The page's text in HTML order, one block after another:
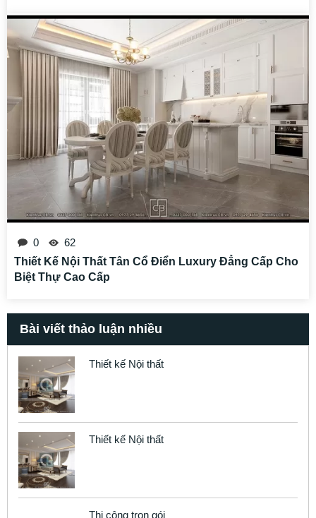
0
62
Thiết Kế Nội Thất Tân Cổ Điển Luxury Đẳng Cấp Cho
Biệt Thự Cao Cấp
Bài viết thảo luận nhiều
Thiết kế Nội thất
Thiết kế Nội thất
Thi công trọn gói